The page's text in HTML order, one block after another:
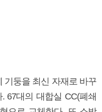
기둥을 최신 자재로 바꾸
67대의 대합실 CC(폐쇄